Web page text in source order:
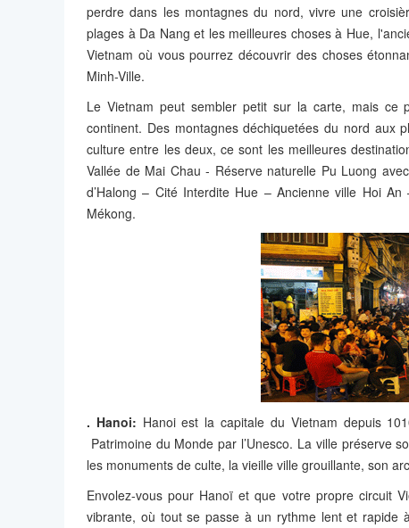
perdre dans les montagnes du nord, vivre une
plages à Da Nang et les meilleures choses à Hue,
Vietnam où vous pourrez découvrir des choses
Minh-Ville.
Le Vietnam peut sembler petit sur la carte, mais ce
continent. Des montagnes déchiquetées du nord
culture entre les deux, ce sont les meilleures
Vallée de Mai Chau - Réserve naturelle Pu Luong
d’Halong – Cité Interdite Hue – Ancienne ville Hoi
Mékong.
. Hanoi: Hanoi est la capitale du Vietnam depuis
Patrimoine du Monde par l’Unesco. La ville préserve
les monuments de culte, la vieille ville grouillante, son
Envolez-vous pour Hanoï et que votre propre circuit
vibrante, où tout se passe à un rythme lent et